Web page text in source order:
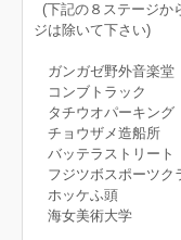
(下記の８ステージか
ジは除いて下さい)
ガンガゼ野外音楽堂
コンブトラック
タチウオパーキング
チョウザメ造船所
バッテラストリート
フジツボスポーツク
ホッケふ頭
海女美術大学